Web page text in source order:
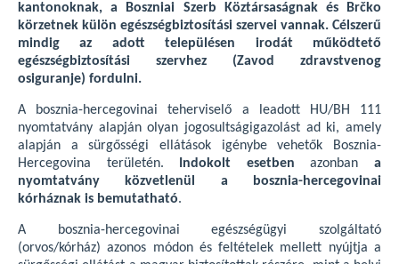
kantonoknak, a Boszniai Szerb Köztársaságnak és Brčko
körzetnek külön egészségbiztosítási szervei vannak. Célszerű
mindig az adott településen irodát működtető
egészségbiztosítási szervhez (Zavod zdravstvenog
osiguranje) fordulni.
A bosznia-hercegovinai teherviselő a leadott HU/BH 111
nyomtatvány alapján olyan jogosultságigazolást ad ki, amely
alapján a sürgősségi ellátások igénybe vehetők Bosznia-
Hercegovina területén.
Indokolt esetben azonbana
nyomtatvány közvetlenül a bosznia-hercegovinai
kórháznak is bemutatható.
A bosznia-hercegovinai egészségügyi szolgáltató
(orvos/kórház) azonos módon és feltételek mellett nyújtja a